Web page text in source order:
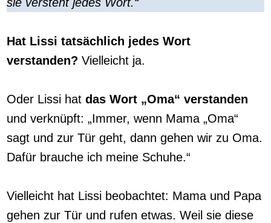
Hat Lissi tatsächlich jedes Wort
verstanden? Vielleicht ja.
Oder Lissi hat das Wort „Oma“ verstanden
und verknüpft: „Immer, wenn Mama „Oma“
sagt und zur Tür geht, dann gehen wir zu Oma.
Dafür brauche ich meine Schuhe.“
Vielleicht hat Lissi beobachtet: Mama und Papa
gehen zur Tür und rufen etwas. Weil sie diese